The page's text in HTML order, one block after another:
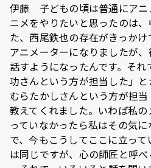
伊藤 子どもの頃は普通にアニ
ニメをやりたいと思ったのは
た、西尾鉄也の存在がきっか
アニメーターになりましたが、
話すようになったんです。そ
功さんという方が担当した」
むらたかしさんという方が担
教えてくれました。いわば私
っていなかったら私はその気
で、今もこうしてここに立っ
は同じですが、心の師匠と呼べ